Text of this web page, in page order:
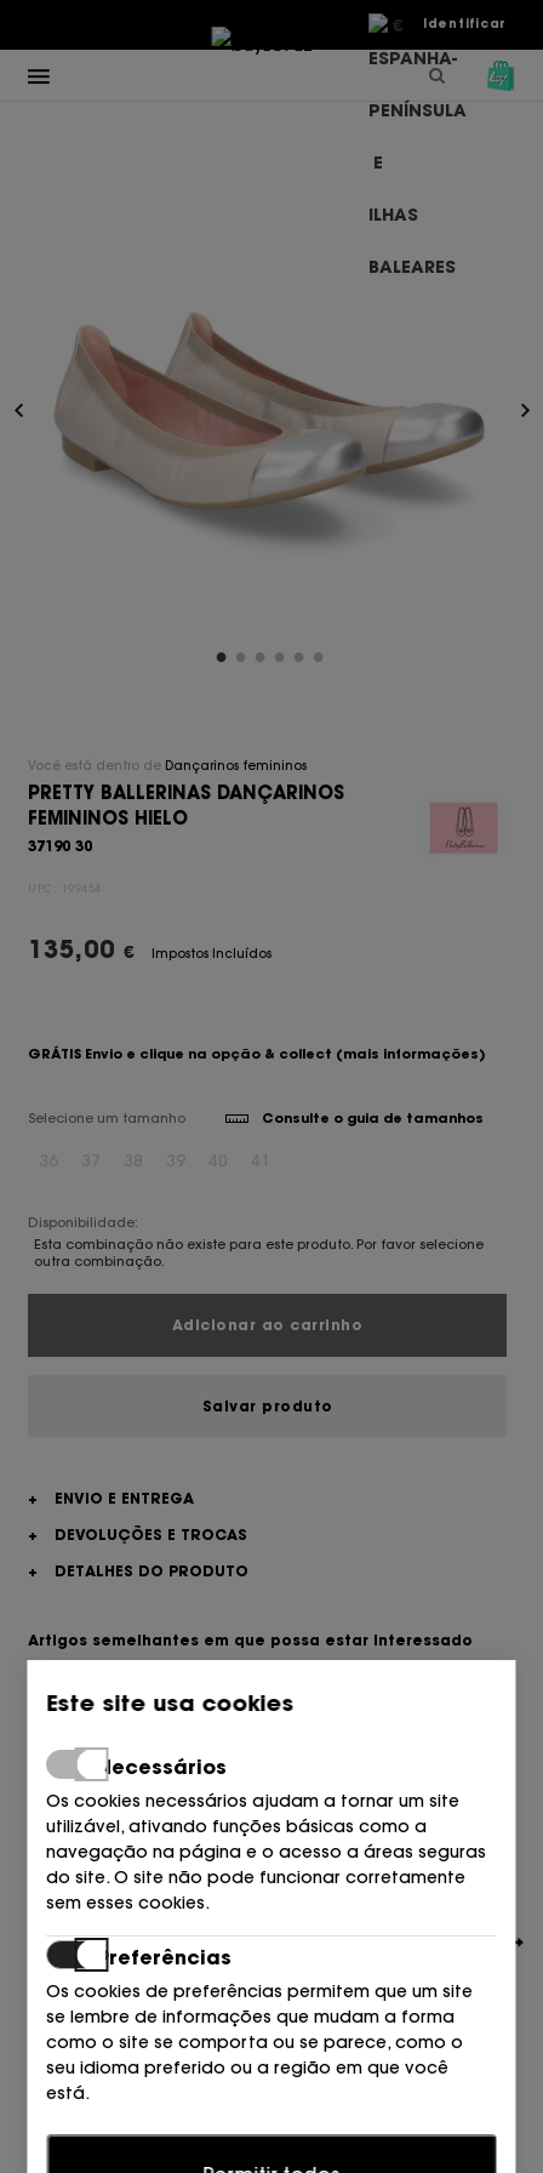
Identificar
€
Você está dentro de Dançarinos femininos
PRETTY BALLERINAS DANÇARINOS
FEMININOS HIELO
37190 30
UPC: 199454
135,00 € Impostos Incluídos
GRÁTIS Envio e clique na opção & collect (mais informações)
Selecione um tamanho Consulte o guia de tamanhos
Disponibilidade:
Esta combinação não existe para este produto. Por favor selecione
outra combinação.
Adicionar ao carrinho
Salvar produto
+
ENVIO E ENTREGA
+
DEVOLUÇÕES E TROCAS
+
DETALHES DO PRODUTO
Artigos semelhantes em que possa estar interessado
PRETTY BALLERINAS
Este site usa cookies
Necessários
Os cookies necessários ajudam a tornar um site
utilizável, ativando funções básicas como a
navegação na página e o acesso a áreas seguras
do site. O site não pode funcionar corretamente
sem esses cookies.
Preferências
Os cookies de preferências permitem que um site
se lembre de informações que mudam a forma
como o site se comporta ou se parece, como o
seu idioma preferido ou a região em que você
está.